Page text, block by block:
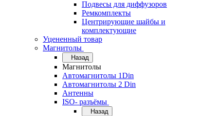
Подвесы для диффузоров
Ремкомплекты
Центрирующие шайбы и
комплектующие
Уцененный товар
Магнитолы
Назад
Магнитолы
Автомагнитолы 1Din
Автомагнитолы 2 Din
Антенны
ISO- разъёмы
Назад